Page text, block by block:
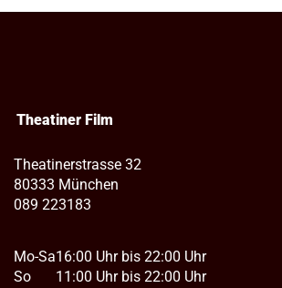
Theatiner Film
Theatinerstrasse 32
80333 München
089 223183
Mo-Sa
So
16:00 Uhr bis 22:00 Uhr
11:00 Uhr bis 22:00 Uhr